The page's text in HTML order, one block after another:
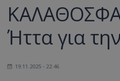
Ήττα για
19.11.2025 - 22:46